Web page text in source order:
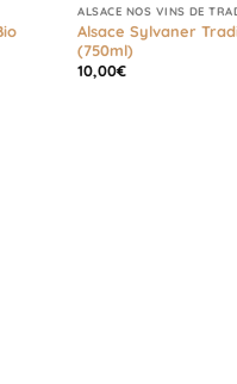
ALSACE NOS VINS DE
Alsace Sylvaner
(750ml)
10,00€